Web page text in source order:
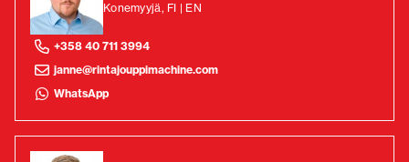
Konemyyjä, FI | EN
+358 40 711 3994
janne@rintajouppimachine.com
WhatsApp